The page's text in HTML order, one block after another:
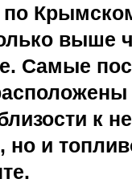
выше
Самые
к
и